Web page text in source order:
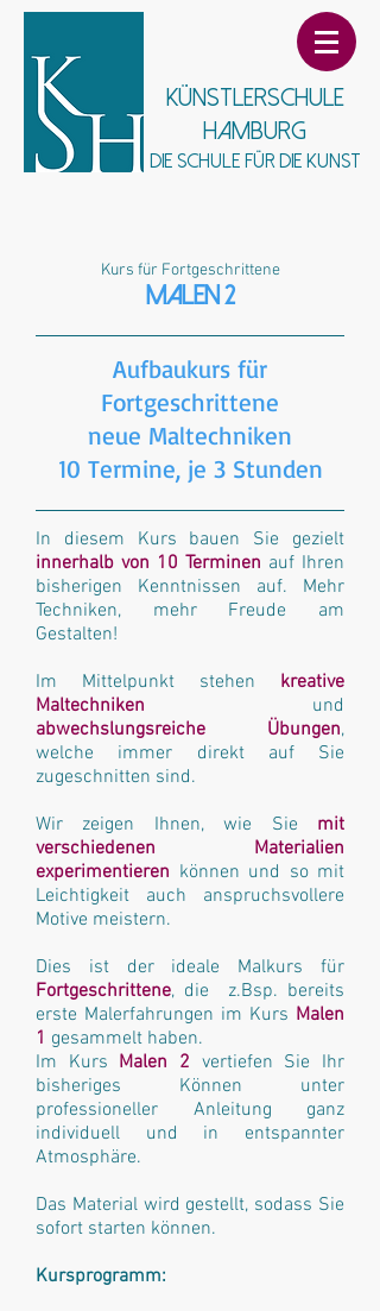
Künstlerschule
Hamburg
Die Schule für die Kunst
Kurs für Fortgeschrittene​
Malen 2
Aufbaukurs für
Fortgeschrittene
neue Maltechniken
10 Termine, je 3 Stunden
In diesem Kurs bauen Sie gezielt
innerhalb von 10 Terminen auf Ihren
bisherigen Kenntnissen auf. Mehr
Techniken, mehr Freude am
Gestalten!
Im Mittelpunkt stehen kreative
Maltechniken und
abwechslungsreiche Übungen,
welche immer direkt auf Sie
zugeschnitten sind.
Wir zeigen Ihnen, wie Sie mit
verschiedenen Materialien
experimentieren können und so mit
Leichtigkeit auch anspruchsvollere
Motive meistern.
Dies ist der ideale Malkurs für
Fortgeschrittene, die z.Bsp. bereits
erste Malerfahrungen im Kurs Malen
1 gesammelt haben.
Im Kurs Malen 2 vertiefen Sie Ihr
bisheriges Können unter
professioneller Anleitung ganz
individuell und in entspannter
Atmosphäre.
Das Material wird gestellt, sodass Sie
sofort starten können.
Kursprogramm: